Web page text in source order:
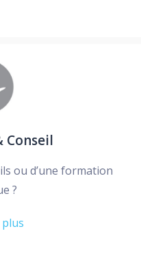
Conseil
ou d’une formation
?